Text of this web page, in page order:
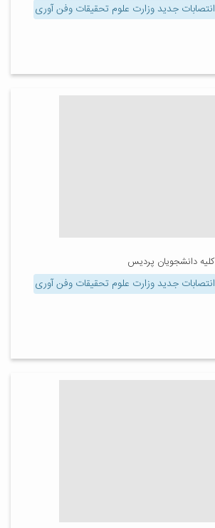
انتصابات جدید وزارت علوم تحقیقات وفن آوری
انتصابات جدید وزارت علوم تحقیقات وفن آوری